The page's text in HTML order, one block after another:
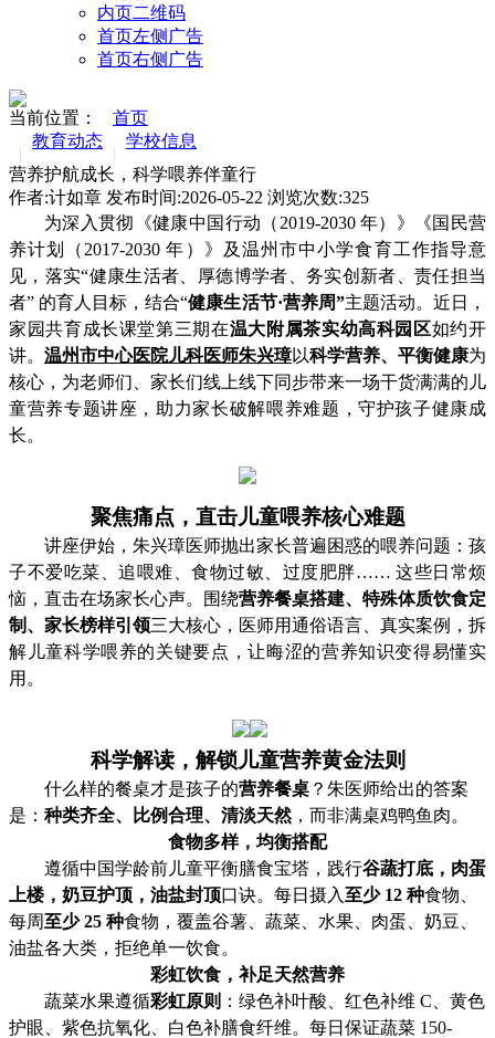
内页二维码
首页左侧广告
首页右侧广告
当前位置：
首页
教育动态
学校信息
营养护航成长，科学喂养伴童行
作者:计如章 发布时间:2026-05-22 浏览次数:325
为深入贯彻《健康中国行动（ 2019-2030 年）》《国民营
养计划（2017-2030 年）》及温州市中小学食育工作指导意
见，落实“健康生活者、厚德博学者、务实创新者、责任担当
者” 的育人目标，结合“健康生活节·营养周”主题活动。 近日，
家园共育成长课堂第三期在温大附属茶实幼高科园区如约开
讲。 温州市中心医院儿科医师朱兴璋以科学营养、平衡健康为
核心，为老师们、 家长们线上线下同步带来一场干货满满的儿
童营养专题讲座，助力家长破解喂养难题，守护孩子健康成
长。
聚焦痛点，直击儿童喂养核心难题
讲座伊始，朱兴璋医师抛出家长普遍困惑的喂养问题：孩
子不爱吃菜、追喂难、食物过敏、过度肥胖…… 这些日常烦
恼，直击在场家长心声。围绕营养餐桌搭建、特殊体质饮食定
制、家长榜样引领三大核心，医师用通俗语言、真实案例，拆
解儿童科学喂养的关键要点，让晦涩的营养知识变得易懂实
用。
科学解读，解锁儿童营养黄金法则
什么样的餐桌才是孩子的营养餐桌 ？朱医师给出的答案
是 ： 种类齐全、比例合理、清淡天然，而非满桌鸡鸭鱼肉。
食物多样，均衡搭配
遵循中国学龄前儿童平衡膳食宝塔，践行谷蔬打底，肉蛋
上楼，奶豆护顶，油盐封顶口诀。每日摄入至少12 种食物、
每周至少25 种食物，覆盖谷薯、蔬菜、水果、肉蛋、奶豆、
油盐各大类，拒绝单一饮食。
彩虹饮食，补足天然营养
蔬菜水果遵循彩虹原则 ：绿色补叶酸、红色补维 C、黄色
护眼、紫色抗氧化、白色补膳食纤维。每日保证蔬菜 150-